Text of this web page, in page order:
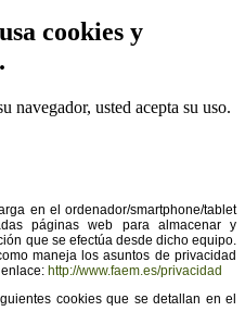
cookies y
navegador, usted acepta su uso.
en el ordenador/smartphone/tablet
páginas web para almacenar y
que se efectúa desde dicho equipo.
maneja los asuntos de privacidad
http://www.faem.es/privacidad
cookies que se detallan en el